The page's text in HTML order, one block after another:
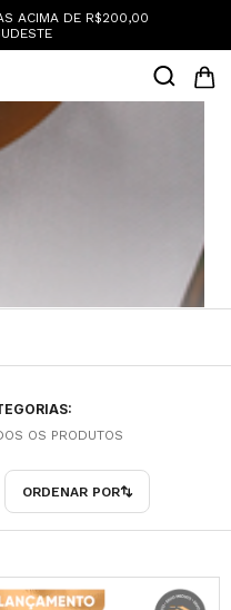
ACIMA DE R$200,00
OS PRODUTOS
ORDENAR POR